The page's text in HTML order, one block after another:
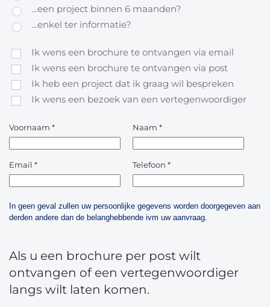
...een project binnen 6 maanden?
...enkel ter informatie?
Ik wens een brochure te ontvangen via email
Ik wens een brochure te ontvangen via post
Ik heb een project dat ik graag wil bespreken
Ik wens een bezoek van een vertegenwoordiger
Voornaam * Naam *
Email * Telefoon *
In geen geval zullen uw persoonlijke gegevens worden doorgegeven aan
derden andere dan de belanghebbende ivm uw aanvraag.
Als u een brochure per post wilt
ontvangen of een vertegenwoordiger
langs wilt laten komen.